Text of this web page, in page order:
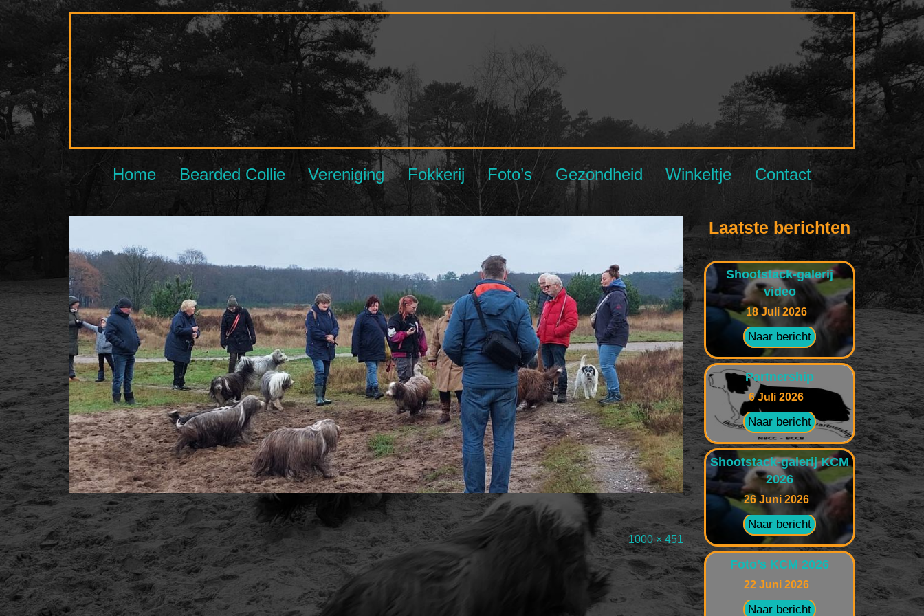
Ga
inhoud
NBCC
Home Bearded Collie Vereniging Fokkerij Foto’s Gezondheid Winkeltje Contact
Volledige
grootte
1000 × 451
Laatste berichten
Shootstack-galerij
video
18 Juli 2026
Naar bericht
Partnership
6 Juli 2026
Naar bericht
Shootstack-galerij KCM
2026
26 Juni 2026
Naar bericht
Foto’s KCM 2026
22 Juni 2026
Naar bericht